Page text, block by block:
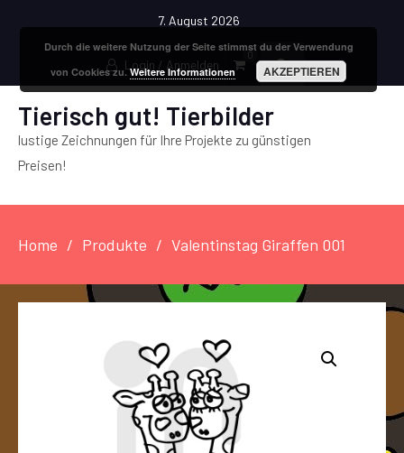
7. August 2026
Login / Anmelden
0
Tierisch gut! Tierbilder
lustige Zeichnungen für Ihre Projekte zu günstigen
Preisen!
Home Produkte Valentinstag Giraffen 001
Durch die weitere Nutzung der Seite stimmst du der Verwendung
von Cookies zu.Weitere Informationen AKZEPTIEREN